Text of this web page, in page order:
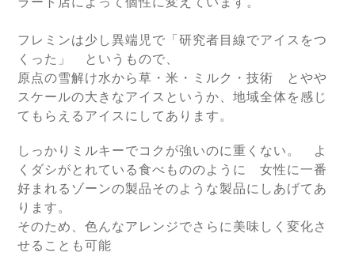
フレミンは少し異端児で「研究者目線でアイスをつ
くった」 というもので、
原点の雪解け水から草・米・ミルク・技術 とやや
スケールの大きなアイスというか、地域全体を感じ
てもらえるアイスにしてあります。
しっかりミルキーでコクが強いのに重くない。 よ
くダシがとれている食べもののように 女性に一番
好まれるゾーンの製品そのような製品にしあげてあ
ります。
そのため、色んなアレンジでさらに美味しく変化さ
せることも可能